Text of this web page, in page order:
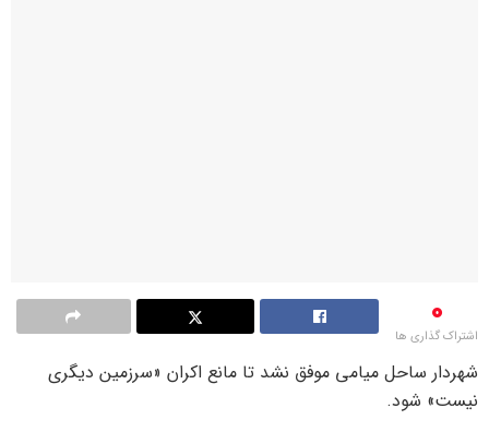
0
اشتراک گذاری ها
شهردار ساحل میامی موفق نشد تا مانع اکران «سرزمین دیگری
نیست» شود.